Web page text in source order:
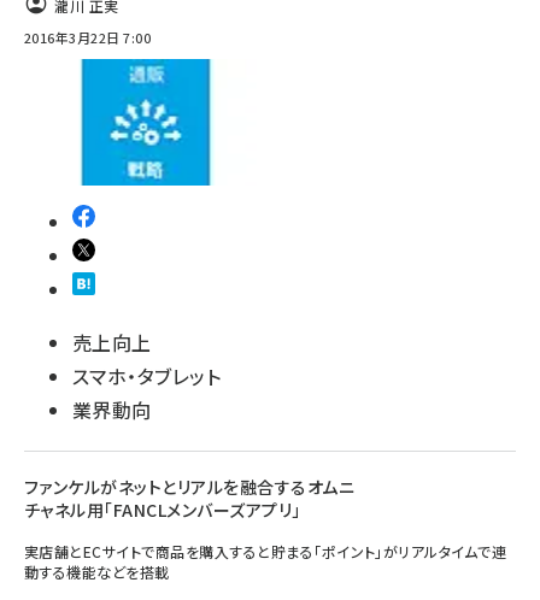
瀧川 正実
2016年3月22日 7:00
売上向上
スマホ・タブレット
業界動向
ファンケルがネットとリアルを融合するオムニ
チャネル用「FANCLメンバーズアプリ」
実店舗とECサイトで商品を購入すると貯まる「ポイント」がリアルタイムで連
動する機能などを搭載